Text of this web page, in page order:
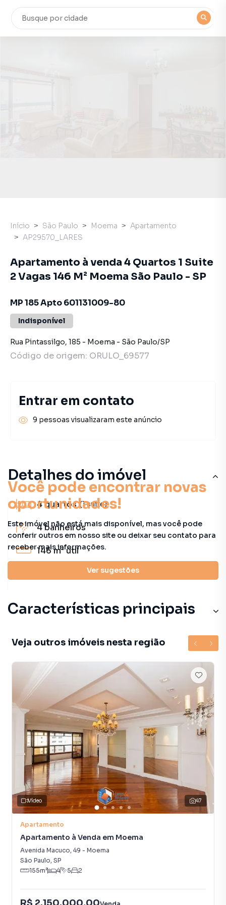
Você pode encontrar novas
oportunidades!
Este imóvel não está mais disponível, mas você pode
conferir outros em nosso site ou deixar seu contato para
receber mais informações.
Ver sugestões
Detalhes do imóvel
4quartos (1 suíte)
4banheiros
146 m² útil
Características principais
Veja outros imóveis nesta região
47
Vídeo
Apartamento
Apartamento à Venda em Moema
Avenida Macuco, 49 - Moema
São Paulo, SP
155m² 4 5 2
R$ 2.150.000,00Venda
Início São Paulo Moema
Apartamento
AP29570_LARES
Apartamento à venda 4 Quartos 1 Suite
2 Vagas 146 M² Moema São Paulo - SP
MP 185 Apto 601131009-80
Indisponível
Rua Pintassilgo, 185 - Moema - São Paulo/SP
Código de origem: ORULO_69577
Entrar em contato
9 pessoas visualizaram este anúncio